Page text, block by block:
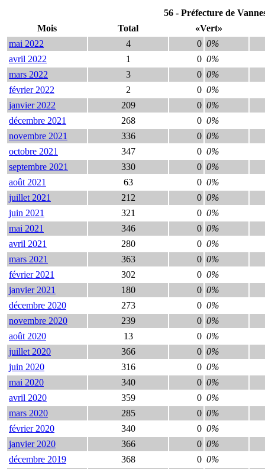
56 - Préfecture de
Mois
Total
«Vert»
mai 2022
4 0 0%
avril 2022
1 0 0%
mars 2022
3 0 0%
février 2022
2 0 0%
janvier 2022
209 0 0%
décembre 2021
268 0 0%
novembre 2021
336 0 0%
octobre 2021
347 0 0%
septembre 2021
330 0 0%
août 2021
63 0 0%
juillet 2021
212 0 0%
juin 2021
321 0 0%
mai 2021
346 0 0%
avril 2021
280 0 0%
mars 2021
363 0 0%
février 2021
302 0 0%
janvier 2021
180 0 0%
décembre 2020
273 0 0%
novembre 2020
239 0 0%
août 2020
13 0 0%
juillet 2020
366 0 0%
juin 2020
316 0 0%
mai 2020
340 0 0%
avril 2020
359 0 0%
mars 2020
285 0 0%
février 2020
340 0 0%
janvier 2020
366 0 0%
décembre 2019
368 0 0%